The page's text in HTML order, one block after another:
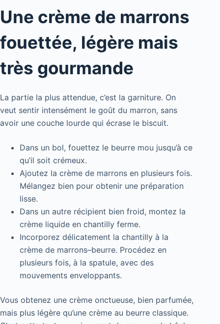
Une crème de marrons
fouettée, légère mais
très gourmande
La partie la plus attendue, c’est la garniture. On
veut sentir intensément le goût du marron, sans
avoir une couche lourde qui écrase le biscuit.
Dans un bol, fouettez le beurre mou jusqu’à ce
qu’il soit crémeux.
Ajoutez la crème de marrons en plusieurs fois.
Mélangez bien pour obtenir une préparation
lisse.
Dans un autre récipient bien froid, montez la
crème liquide en chantilly ferme.
Incorporez délicatement la chantilly à la
crème de marrons–beurre. Procédez en
plusieurs fois, à la spatule, avec des
mouvements enveloppants.
Vous obtenez une crème onctueuse, bien parfumée,
mais plus légère qu’une crème au beurre classique.